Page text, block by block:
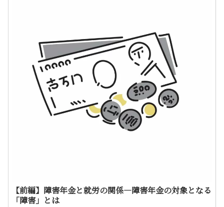
【前編】障害年金と就労の関係―障害年金の対象となる
「障害」とは